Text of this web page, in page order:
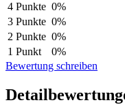
4 Punkte 0%
3 Punkte 0%
2 Punkte 0%
1 Punkt
0%
Bewertung schreiben